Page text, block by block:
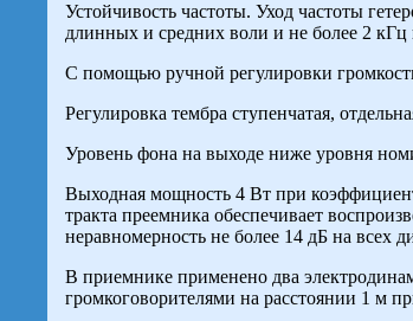
Устойчивость частоты. Уход частоты
длинных и средних воли и не более 2 кГц
С помощью ручной регулировки
Регулировка тембра ступенчатая,
Уровень фона на выходе ниже уровня
Выходная мощность 4 Вт при
тракта преемника обеспечивает
неравномерность не более 14 дБ на всех
В приемнике применено два
громкоговорителями на расстоянии 1 м